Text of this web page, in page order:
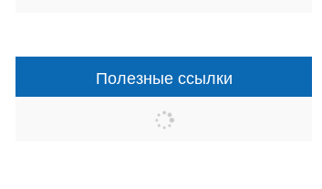
Полезные ссылки